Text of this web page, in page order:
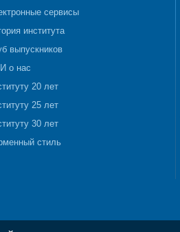
сервисы
института
выпускников
о нас
20 лет
25 лет
30 лет
стиль